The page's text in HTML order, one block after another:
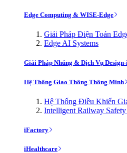
Edge Computing & WISE-Edge
Giải Pháp Điện Toán
Edge AI Systems
Giải Pháp Nhúng & Dịch Vụ
Hệ Thống Giao Thông Thông Minh
Hệ Thống Điều Khiển
Intelligent Railway
iFactory
iHealthcare